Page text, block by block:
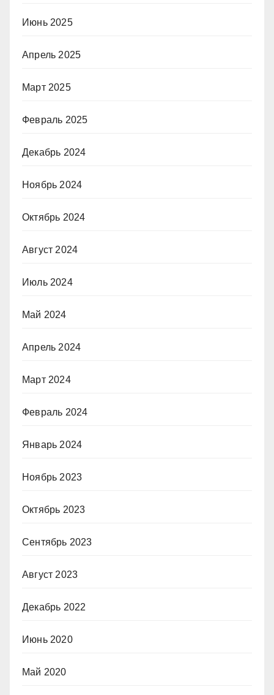
Июнь 2025
Апрель 2025
Март 2025
Февраль 2025
Декабрь 2024
Ноябрь 2024
Октябрь 2024
Август 2024
Июль 2024
Май 2024
Апрель 2024
Март 2024
Февраль 2024
Январь 2024
Ноябрь 2023
Октябрь 2023
Сентябрь 2023
Август 2023
Декабрь 2022
Июнь 2020
Май 2020